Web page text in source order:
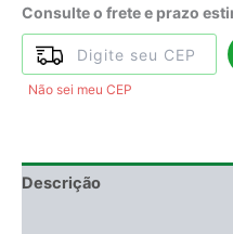
Consulte o frete e prazo
Não sei meu CEP
Descrição